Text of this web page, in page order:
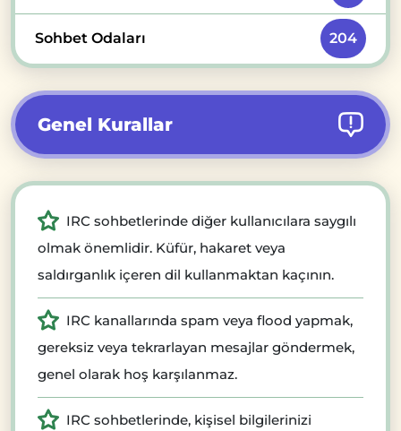
Sohbet Odaları 204
Genel Kurallar
IRC sohbetlerinde diğer kullanıcılara saygılı
olmak önemlidir. Küfür, hakaret veya
saldırganlık içeren dil kullanmaktan kaçının.
IRC kanallarında spam veya flood yapmak,
gereksiz veya tekrarlayan mesajlar göndermek,
genel olarak hoş karşılanmaz.
IRC sohbetlerinde, kişisel bilgilerinizi